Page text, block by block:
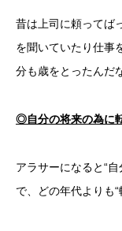
昔は上司に頼ってば
を聞いていたり仕事
分も歳をとったんだ
◎自分の将来の為に
アラサーになると“
で、どの年代よりも“